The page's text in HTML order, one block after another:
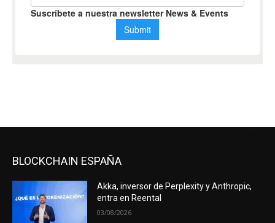
BLOCKCHAIN ESPAÑA
Akka, inversor de Perplexity y Anthropic,
entra en Reental
03/08/2026